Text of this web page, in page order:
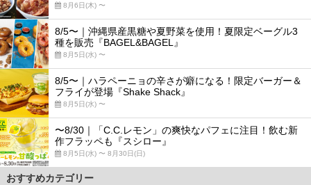
8月6日(木) 〜
8/5〜｜沖縄県産黒糖や夏野菜を使用！夏限定ベーグル3
種を販売『BAGEL&BAGEL』
8月5日(水) 〜
8/5〜｜ハラペーニョの辛さが癖になる！限定バーガー＆
フライが登場『Shake Shack』
8月5日(水) 〜
〜8/30｜「C.C.レモン」の爽快なパフェに注目！飲む新
作フラッペも『スシロー』
8月5日(水) 〜 8月30日(日)
おすすめカテゴリー